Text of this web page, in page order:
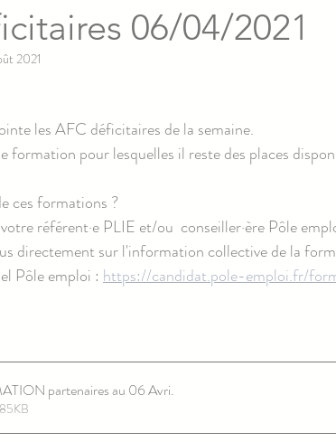
06/04/2021
2021
les AFC déficitaires de la semaine.
formation pour lesquelles il reste des places
ces formations ?
référent·e PLIE et/ou  conseiller·ère Pôle
directement sur l'information collective de la
Pôle emploi : https://candidat.pole-emploi.fr/
Le FIL FORMATION partenaires au 06 Avri.
• 285KB